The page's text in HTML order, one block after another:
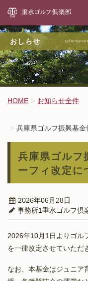
お知らせ全件
HOME お知らせ全件
兵庫県ゴルフ振興基
兵庫県ゴルフ
ーフィ改定に
2026年06月28日
事務所1垂水ゴルフ倶
2026年10月1日よりゴル
を一律改定させていただ
なお、本基金はジュニア